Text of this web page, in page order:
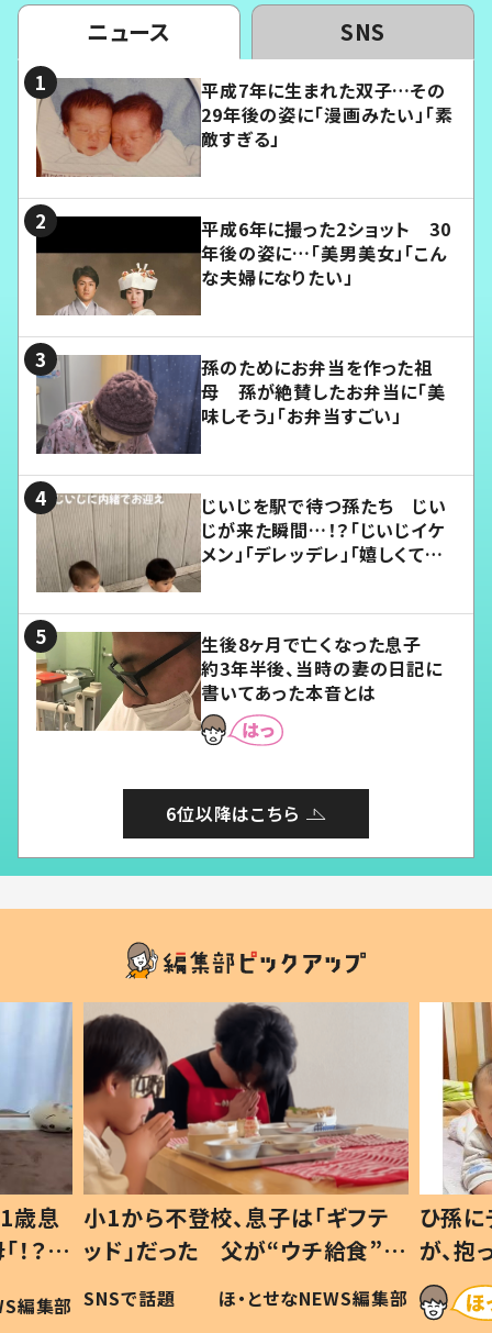
ニュース SNS
平成7年に生まれた双子…その
29年後の姿に「漫画みたい」「素
敵すぎる」
平成6年に撮った2ショット 30
年後の姿に…「美男美女」「こん
な夫婦になりたい」
孫のためにお弁当を作った祖
母 孫が絶賛したお弁当に「美
味しそう」「お弁当すごい」
じいじを駅で待つ孫たち じい
じが来た瞬間…！？「じいじイケ
メン」「デレッデレ」「嬉しくて可
生後8ヶ月で亡くなった息子
約3年半後、当時の妻の日記に
書いてあった本音とは
6位以降はこちら
歳息
？」
編集部
小1から不登校、息子は「ギフテ
ッド」だった 父が“ウチ給食”を
作り続ける理由とは #令和の親
#令和の子
SNSで話題 ほ・とせなNEWS編集部
ひ孫
が、
「涙が
い」